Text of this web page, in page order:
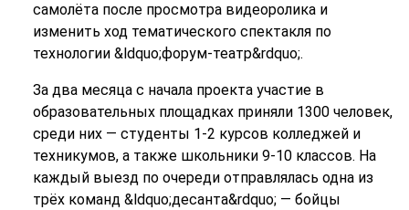
самолёта после просмотра видеоролика и
изменить ход тематического спектакля по
технологии &ldquo;форум-театр&rdquo;.
За два месяца с начала проекта участие в
образовательных площадках приняли 1300 человек,
среди них — студенты 1-2 курсов колледжей и
техникумов, а также школьники 9-10 классов. На
каждый выезд по очереди отправлялась одна из
трёх команд &ldquo;десанта&rdquo; — бойцы